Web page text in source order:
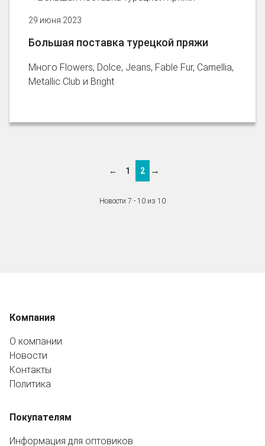
29 июня 2023
Большая поставка турецкой пряжи
Много Flowers, Dolce, Jeans, Fable Fur, Camellia,
Metallic Club и Bright
Новости 7 - 10 из 10
← 1 2 →
Компания
О компании
Новости
Контакты
Политика
Покупателям
Информация для оптовиков